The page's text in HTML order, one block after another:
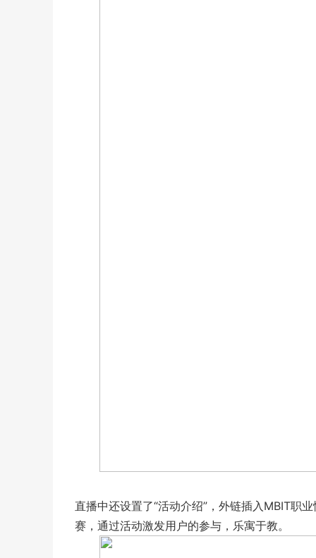
直播中还设置了“活动介绍”，外链插入MBIT职
赛，通过活动激发用户的参与，乐寓于教。